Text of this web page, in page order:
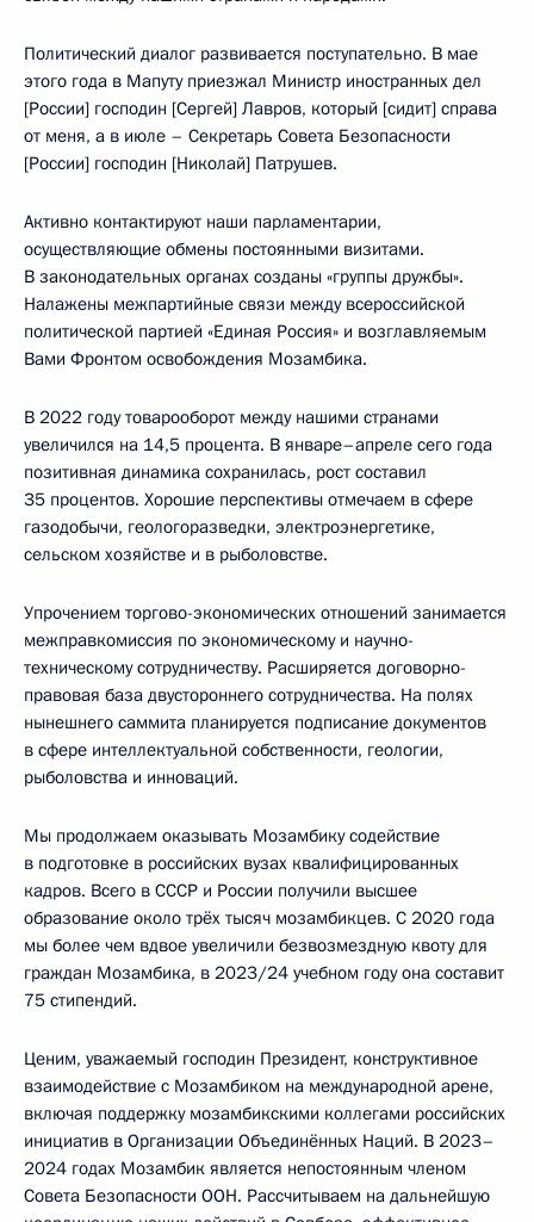
Политический диалог развивается поступательно. В мае
этого года в Мапуту приезжал Министр иностранных дел
[России] господин [Сергей] Лавров, который [сидит] справа
от меня, а в июле – Секретарь Совета Безопасности
[России] господин [Николай] Патрушев.
Активно контактируют наши парламентарии,
осуществляющие обмены постоянными визитами.
В законодательных органах созданы «группы дружбы».
Налажены межпартийные связи между всероссийской
политической партией «Единая Россия» и возглавляемым
Вами Фронтом освобождения Мозамбика.
В 2022 году товарооборот между нашими странами
увеличился на 14,5 процента. В январе–апреле сего года
позитивная динамика сохранилась, рост составил
35 процентов. Хорошие перспективы отмечаем в сфере
газодобычи, геологоразведки, электроэнергетике,
сельском хозяйстве и в рыболовстве.
Упрочением торгово-экономических отношений занимается
межправкомиссия по экономическому и научно-
техническому сотрудничеству. Расширяется договорно-
правовая база двустороннего сотрудничества. На полях
нынешнего саммита планируется подписание документов
в сфере интеллектуальной собственности, геологии,
рыболовства и инноваций.
Мы продолжаем оказывать Мозамбику содействие
в подготовке в российских вузах квалифицированных
кадров. Всего в СССР и России получили высшее
образование около трёх тысяч мозамбикцев. С 2020 года
мы более чем вдвое увеличили безвозмездную квоту для
граждан Мозамбика, в 2023/24 учебном году она составит
75 стипендий.
Ценим, уважаемый господин Президент, конструктивное
взаимодействие с Мозамбиком на международной арене,
включая поддержку мозамбикскими коллегами российских
инициатив в Организации Объединённых Наций. В 2023–
2024 годах Мозамбик является непостоянным членом
Совета Безопасности ООН. Рассчитываем на дальнейшую